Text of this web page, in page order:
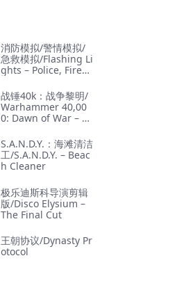
消防模拟/警情模拟/
急救模拟/Flashing Li
ghts – Police, Firefi
Services Simulator
战锤40k：战争黎明/
Warhammer 40,00
0: Dawn of War – D
S.A.N.D.Y.：海滩清洁
工/S.A.N.D.Y. – Beac
h Cleaner
极乐迪斯科导演剪辑
版/Disco Elysium –
The Final Cut
王朝协议/Dynasty Pr
otocol